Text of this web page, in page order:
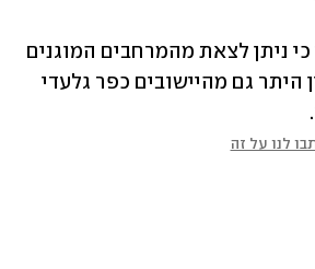
לנו על זה